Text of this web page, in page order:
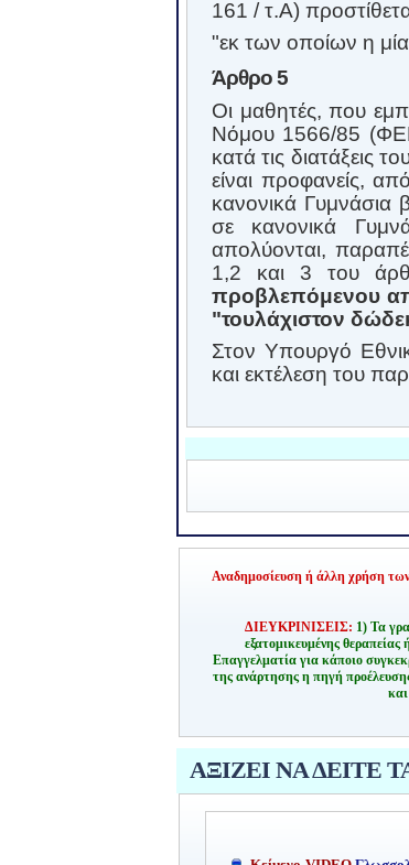
161 / τ.Α)
"εκ των οποίων η
Άρθρο 5
Οι μαθητές, που
Νόμου 1566/85
κατά τις διατάξεις
είναι προφανείς,
κανονικά Γυμνάσια
σε κανονικά
απολύονται,
1,2 και 3 του
προβλεπόμενου
"τουλάχιστον
Στον Υπουργό
και εκτέλεση του
Αναδημοσίευση ή άλλη χρήση των
ΔΙΕΥΚΡΙΝΙΣΕΙΣ: 1) Τα
εξατομικευμένης
Επαγγελματία για κάποιο
της ανάρτησης η πηγή
ΑΞΙΖΕΙ ΝΑ ΔΕΙΤΕ